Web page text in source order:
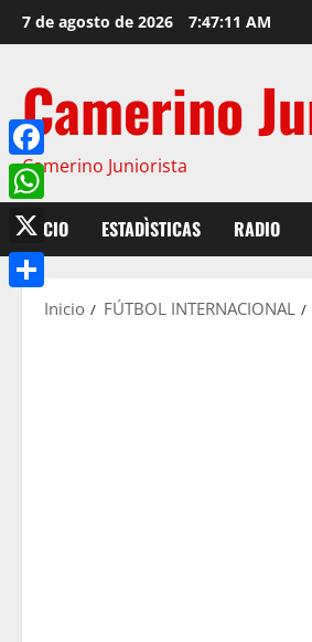
7 de agosto de 2026 7:47:12 AM
Camerino
Camerino Juniorista
INICIO ESTADÌSTICAS RADIO
Inicio FÚTBOL INTERNACIONAL
Facebook
WhatsApp
X
Compartir